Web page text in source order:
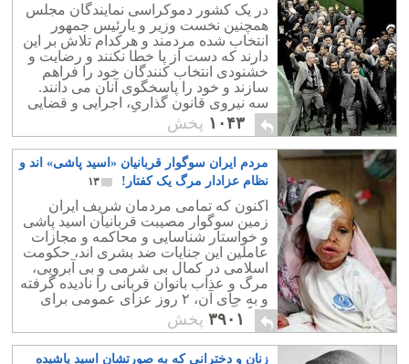
در یک کشور دموکراسی نمایندگان مجلس
همچنین نخست وزیر و یارئیس جمهور
انتخاب شده مردمند و هرکدام تلاش بر این
دارند که دست از پا خطا نکنند و رضایت و
خشنودی انتخاب کنندگان خود را فراهم
سازند و خود را پاسخگوی آنان می دانند.
سه نیروی قانون گذاری، اجرایی و قضایی
به طور مستقل از یکدیگر بر کارها نظارت
دارند.
۱۰۴۳ پخش
مردم ایران سوگوار قربانیان «اسید پاشی» اند و
نظام عزادار مرگ یک کفتار!
۱۳
اکنون که تمامی مردمان شریف ایران
زمین سوگوار مصیبت قربانیان اسید پاشی
و خواستار شناسایی و محاکمه و مجازات
عاملین این جنایات ضد بشری اند، حکومت
اسلامی در کمال بی شرمی و بی آبرویی،
مرگ و عذاب بانوان قربانی را نادیده گرفته
و به جای آن، ۲ روز عزای عمومی برای
مرگ آیت الله مهدوی کنی، اعلام کرده
است!
۳۹۰۱ پخش
زنان و دخترانی که به صورتشان اسید پاشیده